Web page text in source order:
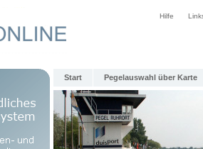
Hilfe
Start Pegelauswahl über Karte